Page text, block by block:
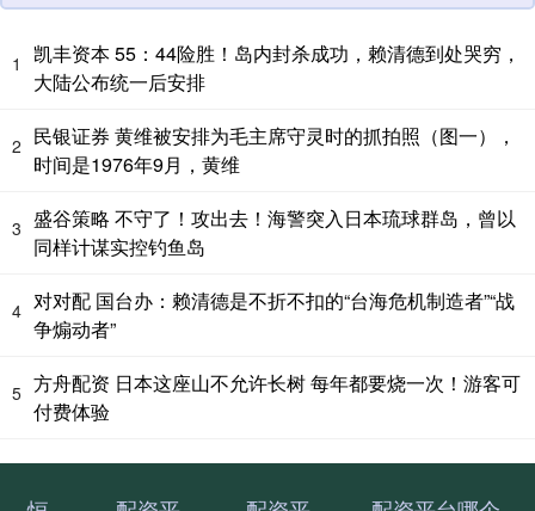
1
凯丰资本 55：44险胜！岛内封杀成功，赖清德到处哭穷，
大陆公布统一后安排
2 民银证券 黄维被安排为毛主席守灵时的抓拍照（图一），
时间是1976年9月，黄维
3 盛谷策略 不守了！攻出去！海警突入日本琉球群岛，曾以
同样计谋实控钓鱼岛
4 对对配 国台办：赖清德是不折不扣的“台海危机制造者”“战
争煽动者”
5 方舟配资 日本这座山不允许长树 每年都要烧一次！游客可
付费体验